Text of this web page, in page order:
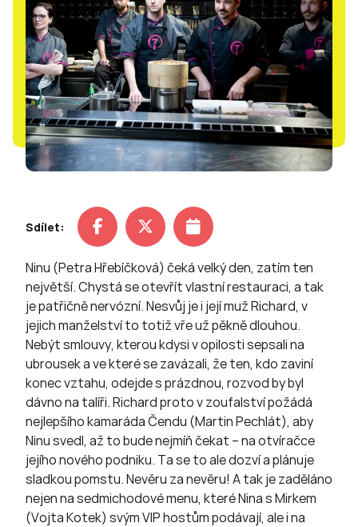
Sdílet:
Ninu (Petra Hřebíčková) čeká velký den, zatím ten
největší. Chystá se otevřít vlastní restauraci, a tak
je patřičně nervózní. Nesvůj je i její muž Richard, v
jejich manželství to totiž vře už pěkně dlouhou.
Nebýt smlouvy, kterou kdysi v opilosti sepsali na
ubrousek a ve které se zavázali, že ten, kdo zaviní
konec vztahu, odejde s prázdnou, rozvod by byl
dávno na talíři. Richard proto v zoufalství požádá
nejlepšího kamaráda Čendu (Martin Pechlát), aby
Ninu svedl, až to bude nejmíň čekat – na otvíračce
jejího nového podniku. Ta se to ale dozví a plánuje
sladkou pomstu. Nevěru za nevěru! A tak je zaděláno
nejen na sedmichodové menu, které Nina s Mirkem
(Vojta Kotek) svým VIP hostům podávají, ale i na